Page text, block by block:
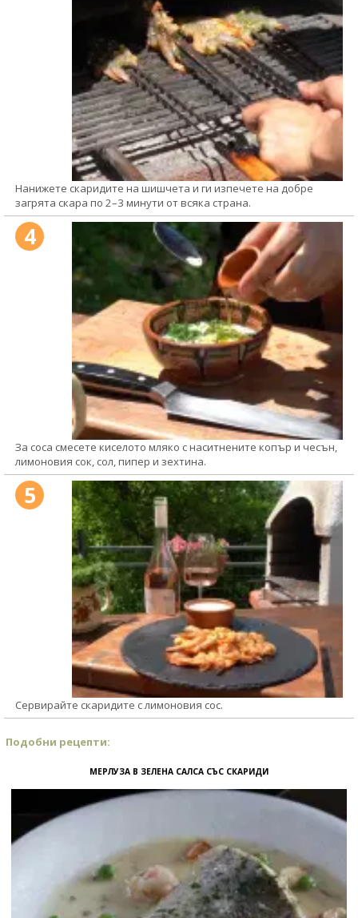
Нанижете скаридите на шишчета и ги изпечете на добре
загрята скара по 2–3 минути от всяка страна.
4
За соса смесете киселото мляко с наситнените копър и чесън,
лимоновия сок, сол, пипер и зехтина.
5
Сервирайте скаридите с лимоновия сос.
Подобни рецепти:
МЕРЛУЗА В ЗЕЛЕНА САЛСА СЪС СКАРИДИ